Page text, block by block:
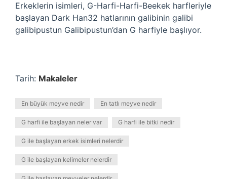
Erkeklerin isimleri, G-Harfi-Harfi-Beekek harfleriyle
başlayan Dark Han32 hatlarının galibinin galibi
galibipustun Galibipustun’dan G harfiyle başlıyor.
Tarih: Makaleler
En büyük meyve nedir En tatlı meyve nedir
G harfi ile başlayan neler var G harfi ile bitki nedir
G ile başlayan erkek isimleri nelerdir
G ile başlayan kelimeler nelerdir